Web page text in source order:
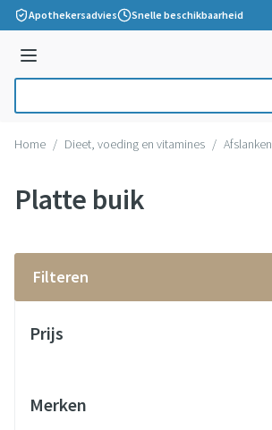
Ga naar de inhoud
Apothekersadvies Snelle beschikbaarheid
Menu
Home / Dieet, voeding en vitamines / Afslanken
Platte buik
Filteren
Prijs
Merken